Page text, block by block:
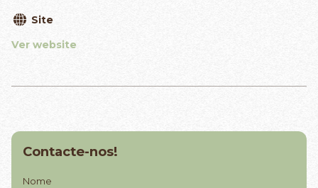
Site
Ver website
Contacte-nos!
Nome